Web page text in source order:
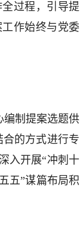
过程，引导提
作始终与党委
编制提案选题供
的方式进行专
入开展“冲刺十
五”谋篇布局积